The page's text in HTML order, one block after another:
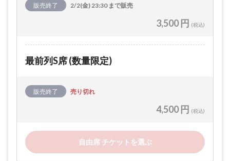
販売終了 2/2(金) 23:30 まで販売
3,500 円 (税込)
最前列S席 (数量限定)
販売終了 売り切れ
4,500 円 (税込)
自由席 チケットを選ぶ